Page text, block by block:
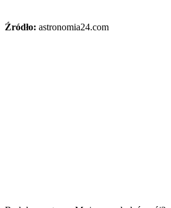
Źródło: astronomia24.com